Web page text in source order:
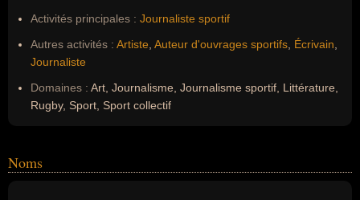
Activités principales : Journaliste sportif
Autres activités : Artiste Auteur d'ouvrages sportifs Écrivain
Journaliste
Domaines : Art, Journalisme, Journalisme sportif, Littérature,
Rugby, Sport, Sport collectif
Noms